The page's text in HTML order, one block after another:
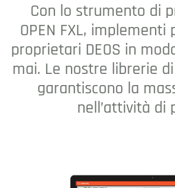
Con lo strumento di
OPEN FXL,
proprietari DEOS in
mai. Le nostre librerie
garantiscono la
nell’attività di